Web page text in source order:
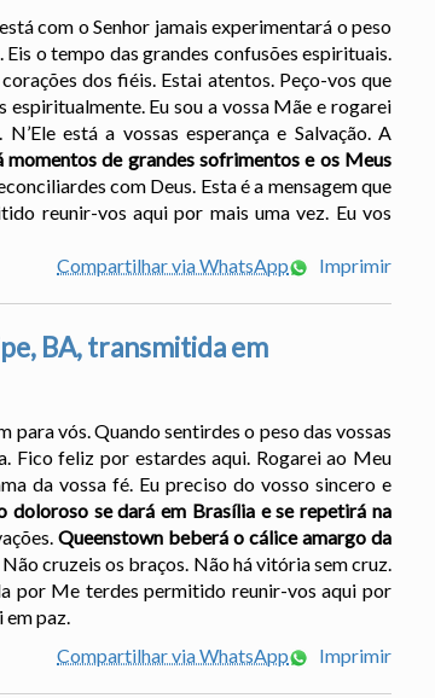
com o Senhor jamais experimentará o peso
o tempo das grandes confusões espirituais.
dos fiéis. Estai atentos. Peço-vos que
espiritualmente. Eu sou a vossa Mãe e rogarei
está a vossas esperança e Salvação. A
momentos de grandes sofrimentos e os Meus
com Deus. Esta é a mensagem que
reunir-vos aqui por mais uma vez. Eu vos
Compartilhar via WhatsApp
Imprimir
BA, transmitida em
para vós. Quando sentirdes o peso das vossas
Fico feliz por estardes aqui. Rogarei ao Meu
da vossa fé. Eu preciso do vosso sincero e
doloroso se dará em Brasília e se repetirá na
Queenstown beberá o cálice amargo da
Não cruzeis os braços. Não há vitória sem cruz.
por Me terdes permitido reunir-vos aqui por
em paz.
Compartilhar via WhatsApp
Imprimir